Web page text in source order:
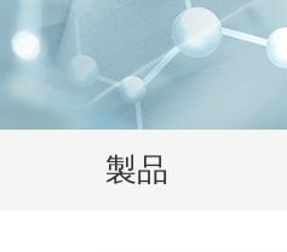
製品